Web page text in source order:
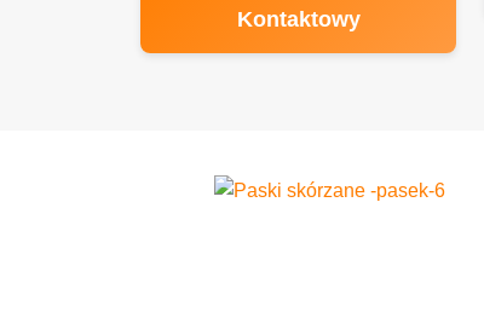
Kontaktowy